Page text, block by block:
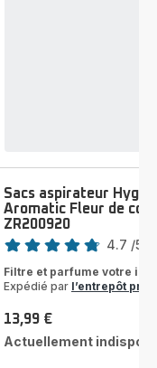
Sacs aspirateur
Aromatic Fleur de
ZR200920
Note
4.7 /5
Filtre et parfume votre
Expédié par l’entrepôt
Prix
13,99 €
Actuellement